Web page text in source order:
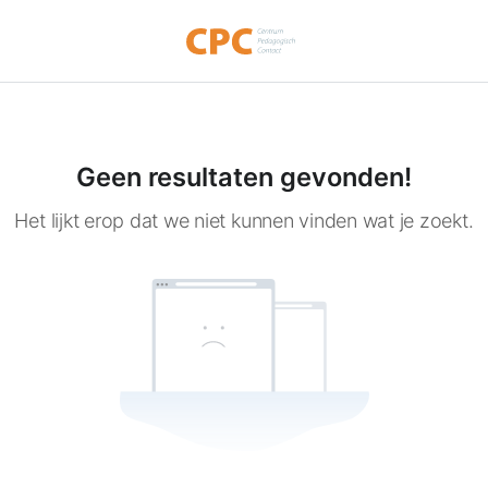
Geen resultaten gevonden!
Het lijkt erop dat we niet kunnen vinden wat je zoekt.